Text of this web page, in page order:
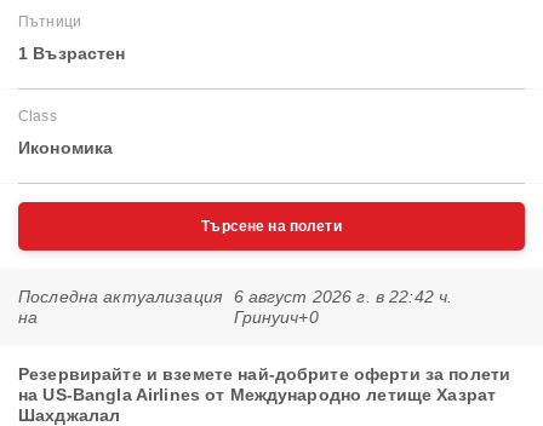
Пътници
1 Възрастен
Class
Икономика
Търсене на полети
Последна актуализация
на
6 август 2026 г. в 22:42 ч.
Гринуич+0
Резервирайте и вземете най-добрите оферти за полети
на US-Bangla Airlines от Международно летище Хазрат
Шахджалал